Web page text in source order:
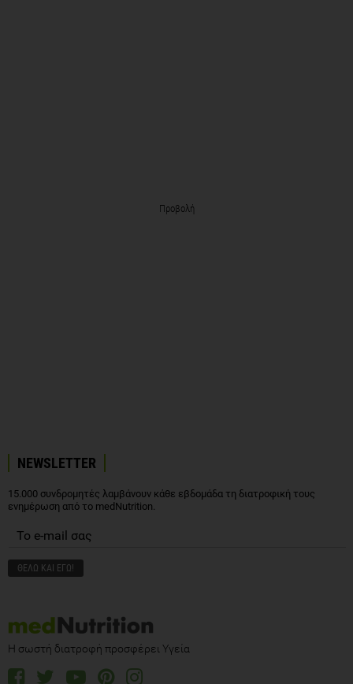
Προβολή
NEWSLETTER
15.000 συνδρομητές λαμβάνουν κάθε εβδομάδα τη διατροφική τους
ενημέρωση από το medNutrition.
Η σωστή διατροφή προσφέρει Υγεία